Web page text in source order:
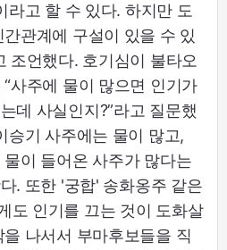
라고 할 수 있다. 하지만 도
관계에 구설이 있을 수 있
조언했다. 호기심이 불타오
사주에 물이 많으면 인기가
데 사실인지?”라고 질문했
승기 사주에는 물이 많고,
이 들어온 사주가 많다는
. 또한 '궁합' 송화옹주 같은
도 인기를 끄는 것이 도화살
나서서 부마후보들을 직